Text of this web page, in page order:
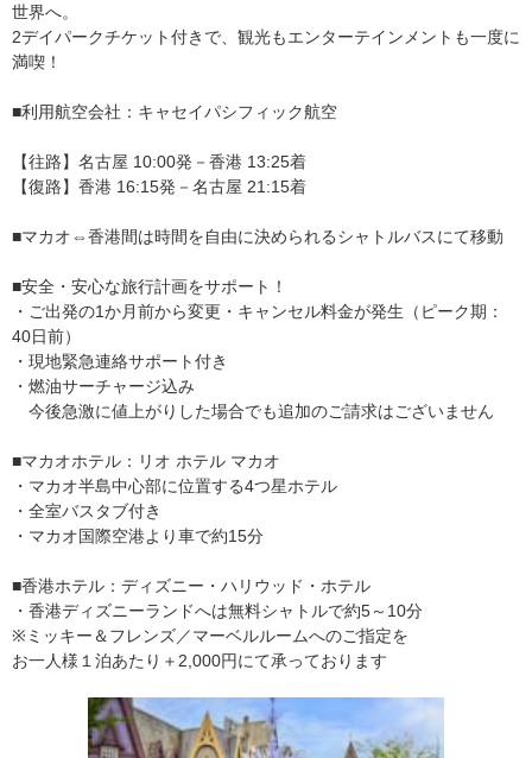
世界へ。
2デイパークチケット付きで、観光もエンターテインメントも一度に
満喫！
■利用航空会社：キャセイパシフィック航空
【往路】名古屋 10:00発－香港 13:25着
【復路】香港 16:15発－名古屋 21:15着
■マカオ⇔香港間は時間を自由に決められるシャトルバスにて移動
■安全・安心な旅行計画をサポート！
・ご出発の1か月前から変更・キャンセル料金が発生（ピーク期：
40日前）
・現地緊急連絡サポート付き
・燃油サーチャージ込み
今後急激に値上がりした場合でも追加のご請求はございません
■マカオホテル：リオ ホテル マカオ
・マカオ半島中心部に位置する4つ星ホテル
・全室バスタブ付き
・マカオ国際空港より車で約15分
■香港ホテル：ディズニー・ハリウッド・ホテル
・香港ディズニーランドへは無料シャトルで約5～10分
※ミッキー＆フレンズ／マーベルルームへのご指定を
お一人様１泊あたり＋2,000円にて承っております